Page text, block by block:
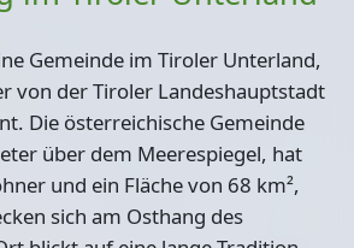
Gemeinde im Tiroler Unterland,
von der Tiroler Landeshauptstadt
Die österreichische Gemeinde
über dem Meerespiegel, hat
und ein Fläche von 68 km²,
sich am Osthang des